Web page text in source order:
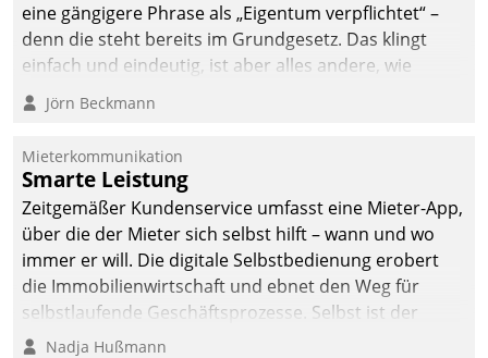
eine gängigere Phrase als „Eigentum verpflichtet“ –
denn die steht bereits im Grundgesetz. Das klingt
einfach und eindeutig, ist aber alles andere, wie
Branchenbeschäftigte wissen. Denn mit der
Verantwortung folgen Verpflichtungen.
Jörn Beckmann
Mieterkommunikation
Smarte Leistung
Zeitgemäßer Kundenservice umfasst eine Mieter-App,
über die der Mieter sich selbst hilft – wann und wo
immer er will. Die digitale Selbstbedienung erobert
die Immobilienwirtschaft und ebnet den Weg für
selbstlaufende Geschäftsprozesse. Selbst ist der
Kunde und smart der Serviceanbieter.
Nadja Hußmann